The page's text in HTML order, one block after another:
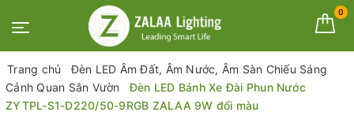
0
Trang chủ
Đèn LED Âm Đất, Âm Nước, Âm Sàn Chiếu Sáng
Cảnh Quan Sân Vườn
Đèn LED Bánh Xe Đài Phun Nước
ZYTPL-S1-D220/50-9RGB ZALAA 9W đổi màu